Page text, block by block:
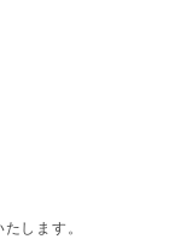
します。